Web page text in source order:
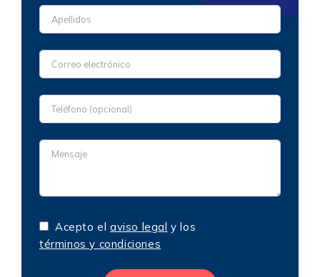
Acepto el aviso legal y los
términos y condiciones